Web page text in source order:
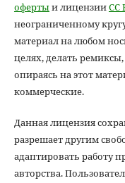
офертыи лицензииCC
неограниченному
материал на любом
целях, делать
опираясь на этот
коммерческие.
Данная лицензия
разрешает другим
адаптировать работу
авторства.